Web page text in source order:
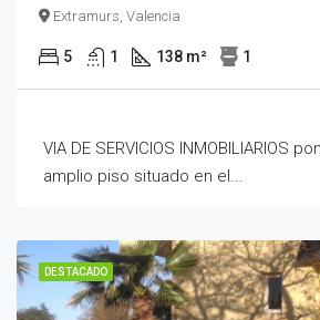
Extramurs, Valencia
5 1 138 m² 1
VIA DE SERVICIOS INMOBILIARIOS
amplio piso situado en el...
DESTACADO